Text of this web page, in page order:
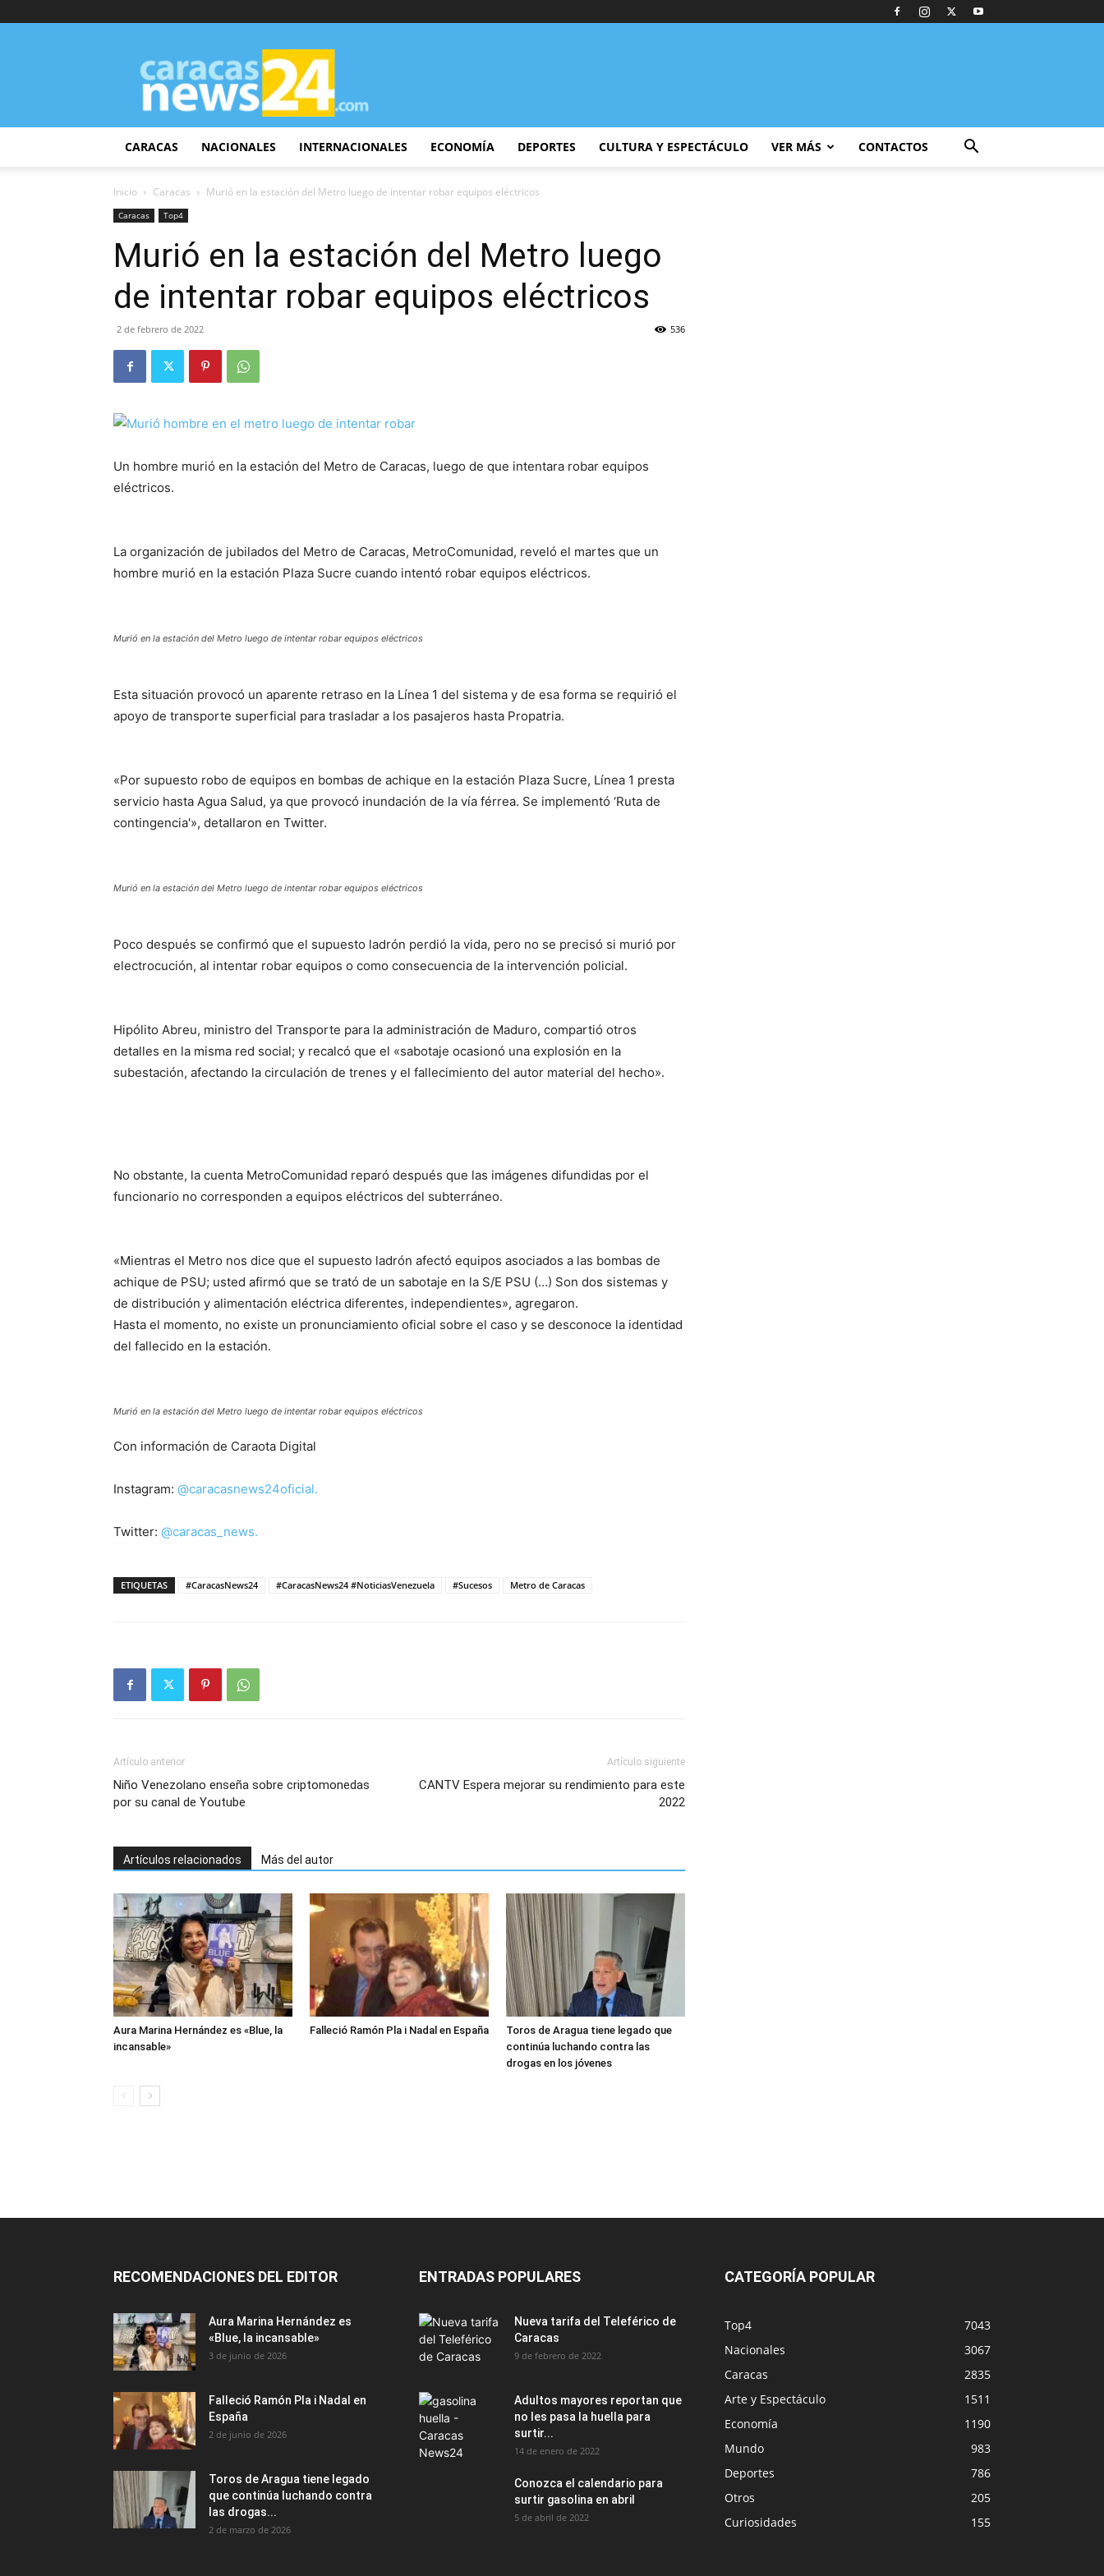
CaracasNews24
CARACAS NACIONALES INTERNACIONALES ECONOMÍA DEPORTES CULTURA Y ESPECTÁCULO VER MÁS CONTACTOS
Inicio Caracas Murió en la estación del Metro luego de intentar robar equipos eléctricos
Caracas Top4
Murió en la estación del Metro luego
de intentar robar equipos eléctricos
2 de febrero de 2022 536
Un hombre murió en la estación del Metro de Caracas, luego de que intentara robar equipos
eléctricos.
La organización de jubilados del Metro de Caracas, MetroComunidad, reveló el martes que un
hombre murió en la estación Plaza Sucre cuando intentó robar equipos eléctricos.
Murió en la estación del Metro luego de intentar robar equipos eléctricos
Esta situación provocó un aparente retraso en la Línea 1 del sistema y de esa forma se requirió el
apoyo de transporte superficial para trasladar a los pasajeros hasta Propatria.
«Por supuesto robo de equipos en bombas de achique en la estación Plaza Sucre, Línea 1 presta
servicio hasta Agua Salud, ya que provocó inundación de la vía férrea. Se implementó ‘Ruta de
contingencia'», detallaron en Twitter.
Murió en la estación del Metro luego de intentar robar equipos eléctricos
Poco después se confirmó que el supuesto ladrón perdió la vida, pero no se precisó si murió por
electrocución, al intentar robar equipos o como consecuencia de la intervención policial.
Hipólito Abreu, ministro del Transporte para la administración de Maduro, compartió otros
detalles en la misma red social; y recalcó que el «sabotaje ocasionó una explosión en la
subestación, afectando la circulación de trenes y el fallecimiento del autor material del hecho».
No obstante, la cuenta MetroComunidad reparó después que las imágenes difundidas por el
funcionario no corresponden a equipos eléctricos del subterráneo.
«Mientras el Metro nos dice que el supuesto ladrón afectó equipos asociados a las bombas de
achique de PSU; usted afirmó que se trató de un sabotaje en la S/E PSU (…) Son dos sistemas y
de distribución y alimentación eléctrica diferentes, independientes», agregaron.
Hasta el momento, no existe un pronunciamiento oficial sobre el caso y se desconoce la identidad
del fallecido en la estación.
Murió en la estación del Metro luego de intentar robar equipos eléctricos
Con información de Caraota Digital
Instagram: @caracasnews24oficial.
Twitter: @caracas_news.
ETIQUETAS #CaracasNews24 #CaracasNews24 #NoticiasVenezuela #Sucesos Metro de Caracas
Artículo anterior
Niño Venezolano enseña sobre criptomonedas
por su canal de Youtube
Artículo siguiente
CANTV Espera mejorar su rendimiento para este
2022
Artículos relacionados Más del autor
Aura Marina Hernández es «Blue, la
incansable»
Falleció Ramón Pla i Nadal en España
Toros de Aragua tiene legado que
continúa luchando contra las
drogas en los jóvenes
RECOMENDACIONES DEL EDITOR
Aura Marina Hernández es
«Blue, la incansable»
3 de junio de 2026
Falleció Ramón Pla i Nadal en
España
2 de junio de 2026
Toros de Aragua tiene legado
que continúa luchando contra
las drogas...
2 de marzo de 2026
ENTRADAS POPULARES
Nueva tarifa del Teleférico de
Caracas
9 de febrero de 2022
Adultos mayores reportan que
no les pasa la huella para
surtir...
14 de enero de 2022
Conozca el calendario para
surtir gasolina en abril
5 de abril de 2022
CATEGORÍA POPULAR
Top4
7043
Nacionales
3067
Caracas
2835
Arte y Espectáculo
1511
Economía
1190
Mundo
983
Deportes
786
Otros
205
Curiosidades
155